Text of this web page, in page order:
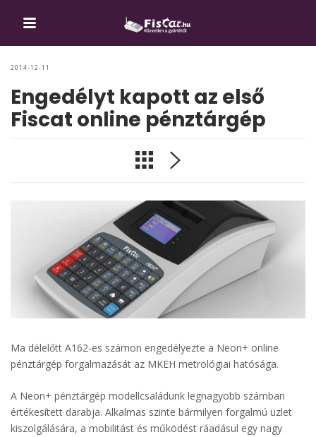
2014-12-11
Engedélyt kapott az első
Fiscat online pénztárgép
Ma délelőtt A162-es számon engedélyezte a Neon+ online
pénztárgép forgalmazását az MKEH metrológiai hatósága.
A Neon+ pénztárgép modellcsaládunk legnagyobb számban
értékesített darabja. Alkalmas szinte bármilyen forgalmú üzlet
kiszolgálására, a mobilitást és működést ráadásul egy nagy